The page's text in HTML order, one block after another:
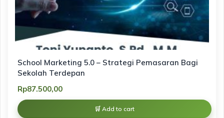
School Marketing 5.0 – Strategi Pemasaran Bagi
Sekolah Terdepan
Rp87.500,00
Add to cart